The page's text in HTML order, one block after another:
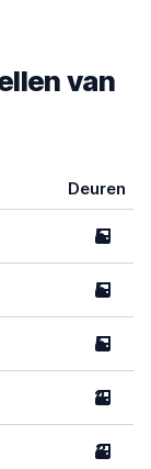
van
Deuren
5
5
5
2
3